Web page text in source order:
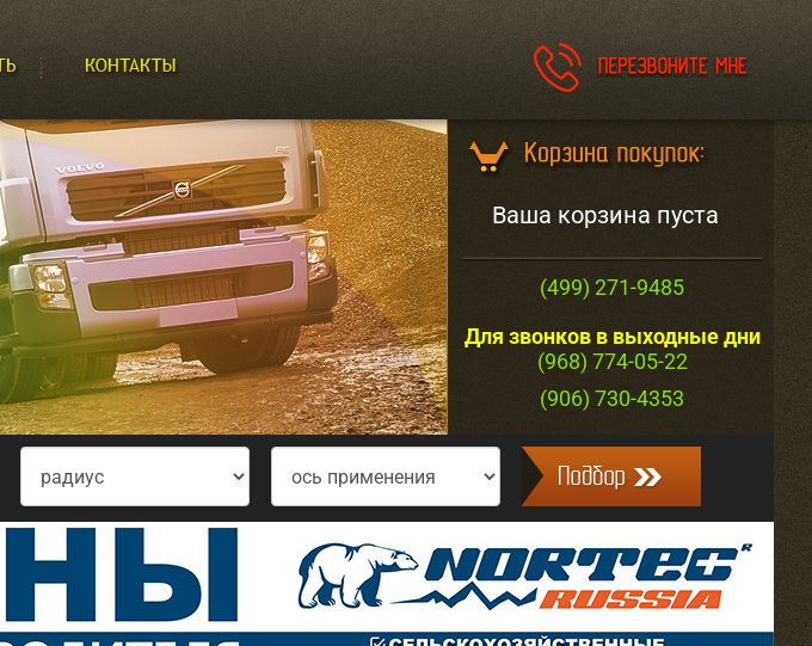
Ваша корзина пуста
(499) 271-9485
Для звонков в выходные дни
(968) 774-05-22
(906) 730-4353